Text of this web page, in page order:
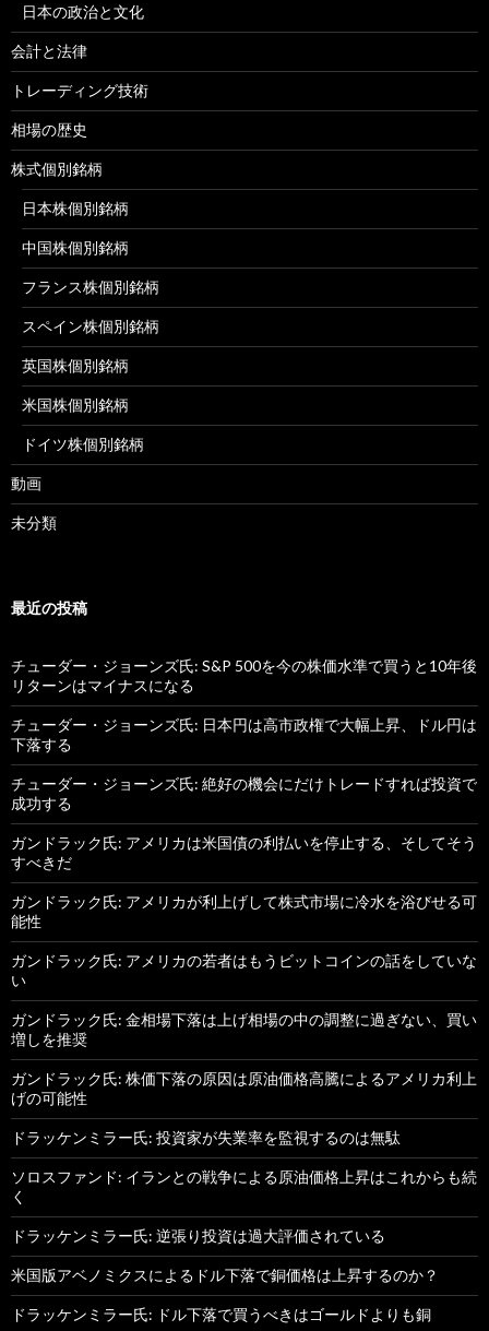
日本の政治と文化
会計と法律
トレーディング技術
相場の歴史
株式個別銘柄
日本株個別銘柄
中国株個別銘柄
フランス株個別銘柄
スペイン株個別銘柄
英国株個別銘柄
米国株個別銘柄
ドイツ株個別銘柄
動画
未分類
最近の投稿
チューダー・ジョーンズ氏: S&P 500を今の株価水準で買うと10年後
リターンはマイナスになる
チューダー・ジョーンズ氏: 日本円は高市政権で大幅上昇、ドル円は
下落する
チューダー・ジョーンズ氏: 絶好の機会にだけトレードすれば投資で
成功する
ガンドラック氏: アメリカは米国債の利払いを停止する、そしてそう
すべきだ
ガンドラック氏: アメリカが利上げして株式市場に冷水を浴びせる可
能性
ガンドラック氏: アメリカの若者はもうビットコインの話をしていな
い
ガンドラック氏: 金相場下落は上げ相場の中の調整に過ぎない、買い
増しを推奨
ガンドラック氏: 株価下落の原因は原油価格高騰によるアメリカ利上
げの可能性
ドラッケンミラー氏: 投資家が失業率を監視するのは無駄
ソロスファンド: イランとの戦争による原油価格上昇はこれからも続
く
ドラッケンミラー氏: 逆張り投資は過大評価されている
米国版アベノミクスによるドル下落で銅価格は上昇するのか？
ドラッケンミラー氏: ドル下落で買うべきはゴールドよりも銅